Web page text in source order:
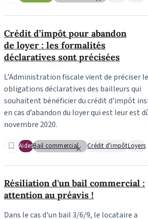
Crédit d’impôt pour abandon
de loyer : les formalités
déclaratives sont précisées
L’Administration fiscale vient de préciser
obligations déclaratives des bailleurs qui
souhaitent bénéficier du crédit d’impôt
en cas d’abandon du loyer qui est leur est
novembre 2020.
AidesBail commercial Crédit d'impôtLoyers
Résiliation d'un bail commercial :
attention au préavis !
Dans le cas d'un bail 3/6/9, le locataire a